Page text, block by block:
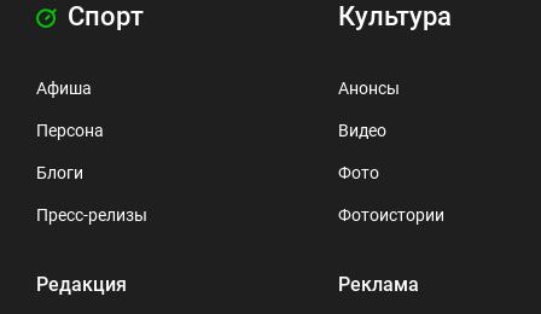
Спорт
Афиша
Персона
Блоги
Пресс-релизы
Редакция
Культура
Анонсы
Видео
Фото
Фотоистории
Реклама